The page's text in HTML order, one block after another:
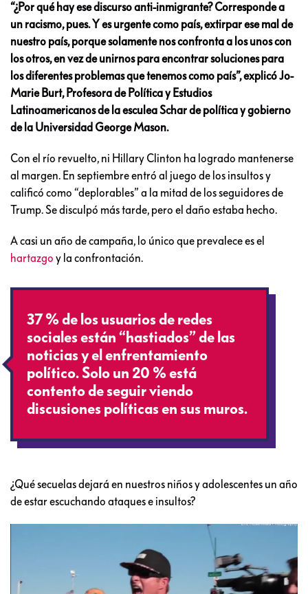
“¿Por qué hay ese discurso anti-inmigrante? Corresponde a
un racismo, pues. Y es urgente como país, extirpar ese mal de
nuestro país, porque solamente nos confronta a los unos con
los otros, en vez de unirnos para encontrar soluciones para
los diferentes problemas que tenemos como país”, explicó Jo-
Marie Burt, Profesora de Política y Estudios
Latinoamericanos de la esculea Schar de política y gobierno
de la Universidad George Mason.
Con el río revuelto, ni Hillary Clinton ha logrado mantenerse
al margen. En septiembre entró al juego de los insultos y
calificó como “deplorables” a la mitad de los seguidores de
Trump. Se disculpó más tarde, pero el daño estaba hecho.
A casi un año de campaña, lo único que prevalece es el
hartazgo y la confrontación.
37 % de los usuarios de redes
sociales están “hastiados” de las
noticias y el enfrentamiento
político. Solo un 20 % está
contento de seguir viendo
discusiones políticas en sus muros.
¿Qué secuelas dejará en nuestros niños y adolescentes un año
de estar escuchando ataques e insultos?